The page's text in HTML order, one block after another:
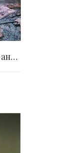
8 реальных вещей, которые раньше считали выдумкой..